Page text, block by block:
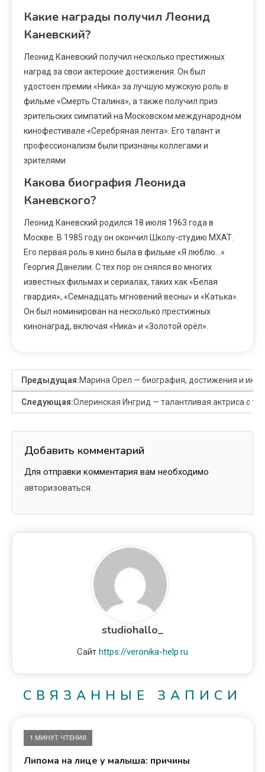
Какие награды получил Леонид
Каневский?
Леонид Каневский получил несколько престижных
наград за свои актерские достижения. Он был
удостоен премии «Ника» за лучшую мужскую роль в
фильме «Смерть Сталина», а также получил приз
зрительских симпатий на Московском международном
кинофестивале «Серебряная лента». Его талант и
профессионализм были признаны коллегами и
зрителями.
Какова биография Леонида
Каневского?
Леонид Каневский родился 18 июля 1963 года в
Москве. В 1985 году он окончил Школу-студию МХАТ.
Его первая роль в кино была в фильме «Я люблю…»
Георгия Данелии. С тех пор он снялся во многих
известных фильмах и сериалах, таких как «Белая
гвардия», «Семнадцать мгновений весны» и «Катька».
Он был номинирован на несколько престижных
кинонаград, включая «Ника» и «Золотой орёл».
Предыдущая:Марина Орел — биография, достижения и
Следующая:Олеринская Ингрид — талантливая актриса с
Добавить комментарий
Для отправки комментария вам необходимо
авторизоваться.
studiohallo_
Сайт https://veronika-help.ru
СВЯЗАННЫЕ ЗАПИСИ
1 МИНУТ ЧТЕНИЯ
Липома на лице у малыша: причины